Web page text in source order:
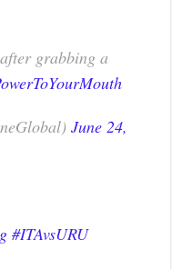
grabbing a
June 24,
#ITAvsURU